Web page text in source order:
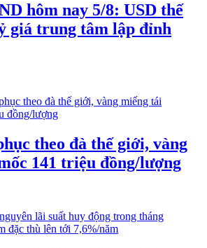
hôm nay 5/8: USD thế
giá trung tâm lập đỉnh
theo đà thế giới, vàng
141 triệu đồng/lượng